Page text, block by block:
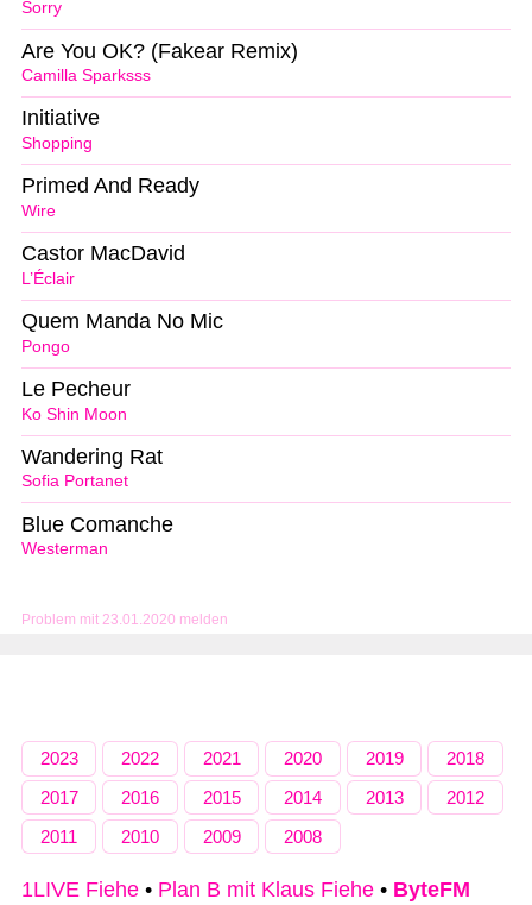
Problem mit 23.01.2020 melden
Sorry
Camilla Sparksss
Are You OK? (Fakear Remix)
Shopping
Initiative
Wire
Primed And Ready
L’Éclair
Castor MacDavid
Pongo
Quem Manda No Mic
Ko Shin Moon
Le Pecheur
Sofia Portanet
Wandering Rat
Westerman
Blue Comanche
2023 2022 2021 2020 2019
2018
2017
2016 2015 2014 2013
2012
2011
2010 2009 2008
1LIVE Fiehe • Plan B mit Klaus Fiehe • ByteFM